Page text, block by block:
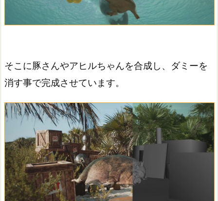
そこに豚さんやアヒルちゃんを合成し、ダミーを
消す事で完成させています。